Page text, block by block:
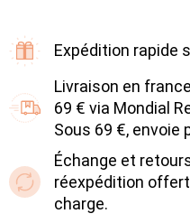
Expédition rapide
Livraison en
69 € via Mondial
Sous 69 €, envoie
Échange et
réexpédition
charge.